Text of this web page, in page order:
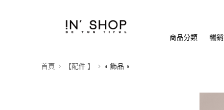
商品分類 暢
首頁 【配件 】 ◖ 飾品 ◗